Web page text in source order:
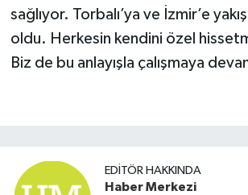
sağlıyor. Torbalı’ya ve İzmir’e
oldu. Herkesin kendini özel
Biz de bu anlayışla çalışmaya
EDITÖR HAKKINDA
Haber Merkezi